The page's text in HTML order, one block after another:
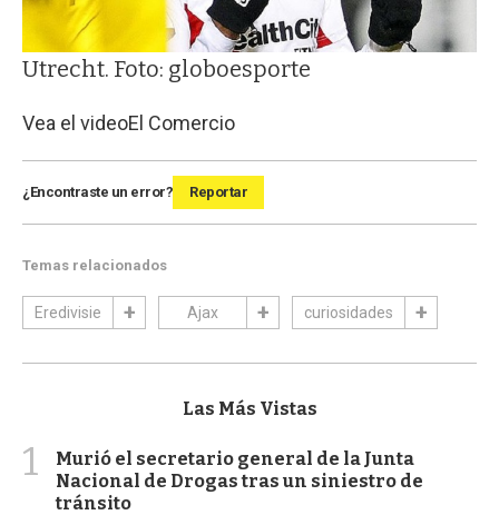
Utrecht. Foto: globoesporte
Vea el videoEl Comercio
¿Encontraste un error? Reportar
Temas relacionados
Eredivisie Ajax curiosidades
Las Más Vistas
1
Murió el secretario general de la Junta
Nacional de Drogas tras un siniestro de
tránsito